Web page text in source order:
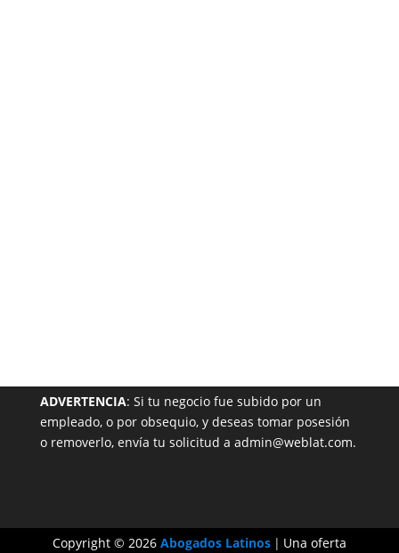
ADVERTENCIA: Si tu negocio fue subido por un
empleado, o por obsequio, y deseas tomar posesión
o removerlo, envía tu solicitud a admin@weblat.com.
Copyright © 2026 Abogados Latinos | Una oferta